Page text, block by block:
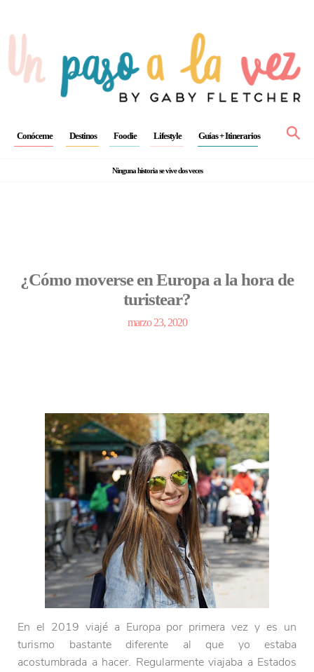
Conóceme Destinos Foodie Lifestyle Guías + Itinerarios ⚲
Ninguna historia se vive dos veces
¿Cómo moverse en Europa a la hora de
turistear?
marzo 23, 2020
En el 2019 viajé a Europa por primera vez y es un
turismo bastante diferente al que yo estaba
acostumbrada a hacer. Regularmente viajaba a Estados